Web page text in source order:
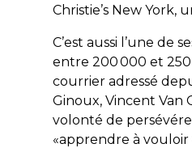
Christie’s New York,
C’est aussi l’une de
entre 200 000 et
courrier adressé
Ginoux, Vincent Van
volonté de
«apprendre à vouloir